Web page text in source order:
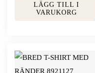
LÄGG TILL I
VARUKORG